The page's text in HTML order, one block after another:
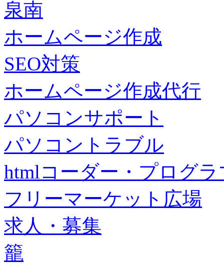
泉南
ホームページ作成
SEO対策
ホームページ作成代行
パソコンサポート
パソコントラブル
htmlコーダー・プログラ
フリーマーケット広場
求人・募集
籠